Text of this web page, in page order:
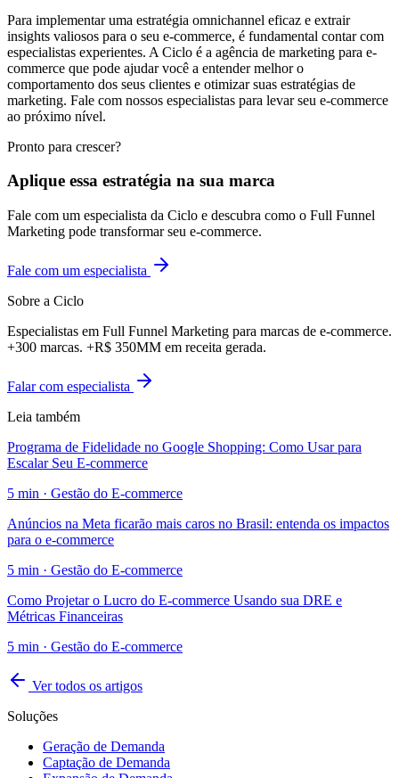
Para implementar uma estratégia omnichannel eficaz e extrair
insights valiosos para o seu e-commerce, é fundamental contar com
especialistas experientes. A Ciclo é a agência de marketing para e-
commerce que pode ajudar você a entender melhor o
comportamento dos seus clientes e otimizar suas estratégias de
marketing. Fale com nossos especialistas para levar seu e-commerce
ao próximo nível.
Pronto para crescer?
Aplique essa estratégia na sua marca
Fale com um especialista da Ciclo e descubra como o Full Funnel
Marketing pode transformar seu e-commerce.
Fale com um especialista
Sobre a Ciclo
Especialistas em Full Funnel Marketing para marcas de e-commerce.
+300 marcas. +R$ 350MM em receita gerada.
Falar com especialista
Leia também
Programa de Fidelidade no Google Shopping: Como Usar para
Escalar Seu E-commerce
5 min · Gestão do E-commerce
Anúncios na Meta ficarão mais caros no Brasil: entenda os impactos
para o e-commerce
5 min · Gestão do E-commerce
Como Projetar o Lucro do E-commerce Usando sua DRE e
Métricas Financeiras
5 min · Gestão do E-commerce
Ver todos os artigos
Soluções
Geração de Demanda
Captação de Demanda